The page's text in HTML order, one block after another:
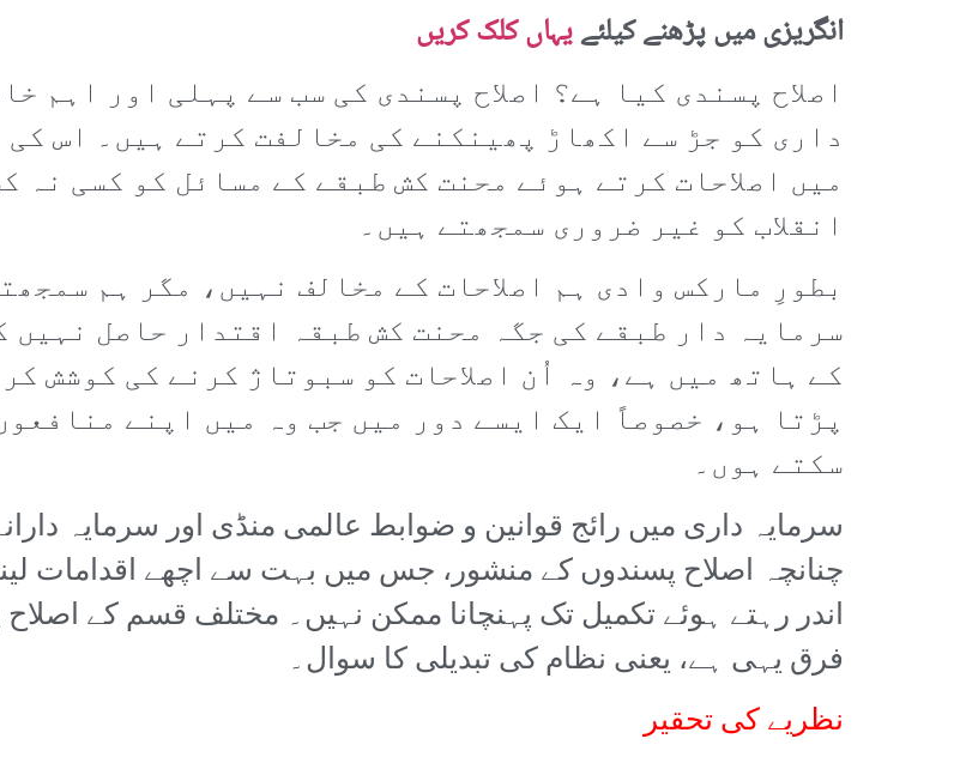
انگریزی میں پڑھنے کیلئےیہاں کلک کریں
اصلاح پسندی کیا ہے؟ اصلاح پسندی کی سب سے پہلی اور اہم
داری کو جڑ سے اکھاڑ پھینکنے کی مخالفت کرتے ہیں۔ اس
میں اصلاحات کرتے ہوئے محنت کش طبقے کے مسائل کو کسی نہ
انقلاب کو غیر ضروری سمجھتے ہیں۔
بطورِ مارکس وادی ہم اصلاحات کے مخالف نہیں، مگر ہم
سرمایہ دار طبقے کی جگہ محنت کش طبقہ اقتدار حاصل
کے ہاتھ میں ہے، وہ اُن اصلاحات کو سبوتاژ کرنے کی کوشش
پڑتا ہو، خصوصاً ایک ایسے دور میں جب وہ میں اپنے
سکتے ہوں۔
سرمایہ داری میں رائج قوانین و ضوابط عالمی منڈی اور سرمایہ
چنانچہ اصلاح پسندوں کے منشور، جس میں بہت سے اچھے اقدامات
اندر رہتے ہوئے تکمیل تک پہنچانا ممکن نہیں۔ مختلف قسم کے
فرق یہی ہے، یعنی نظام کی تبدیلی کا سوال۔
نظریے کی تحقیر